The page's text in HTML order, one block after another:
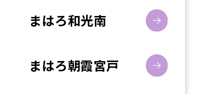
まはろ和光南
まはろ朝霞宮戸